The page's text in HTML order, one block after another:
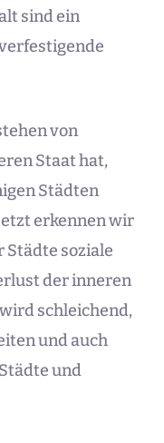
sind ein
von
Staat hat,
Städten
erkennen wir
soziale
der inneren
schleichend,
und auch
und